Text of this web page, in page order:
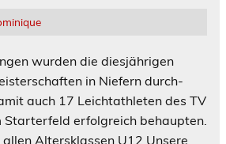
wurden die diesjährigen
in Niefern durch-
auch 17 Leichtathleten des TV
Starterfeld erfolgreich behaupten.
allen Altersklassen U12 Unsere